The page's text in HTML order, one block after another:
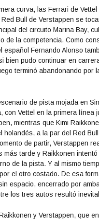
curva, las Ferrari de Vettel
Bull de Verstappen se
del circuito Marina Bay,
de la competencia. Como
español Fernando Alonso
bien pudo continuar en
terminó abandonando por
de pista mojada en
con Vettel en la primera línea
mientras que Kimi
holandés, a la par del Red Bull
de partir, Verstappen
más tarde y Raikkonen
de la pista. Y al mismo
el otro costado. De esa
espacio, encerrado por
los tres autos resultó
y Verstappen, que